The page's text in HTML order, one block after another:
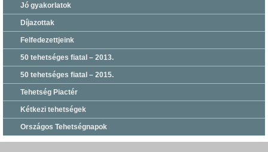
Jó gyakorlatok
Díjazottak
Felfedezettjeink
50 tehetséges fiatal – 2013.
50 tehetséges fiatal – 2015.
Tehetség Piactér
Kétkezi tehetségek
Országos Tehetségnapok